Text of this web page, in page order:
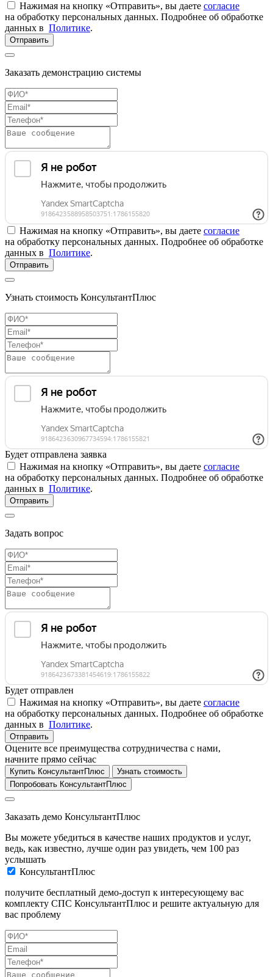
Нажимая на кнопку «Отправить», вы даете согласие
на обработку персональных данных. Подробнее об обработке
данных в Политике.
Отправить
Заказать демонстрацию системы
Нажимая на кнопку «Отправить», вы даете согласие
на обработку персональных данных. Подробнее об обработке
данных в Политике.
Отправить
Узнать стоимость КонсультантПлюс
Будет отправлена заявка
Нажимая на кнопку «Отправить», вы даете согласие
на обработку персональных данных. Подробнее об обработке
данных в Политике.
Отправить
Задать вопрос
Будет отправлен
Нажимая на кнопку «Отправить», вы даете согласие
на обработку персональных данных. Подробнее об обработке
данных в Политике.
Отправить
Оцените все преимущества сотрудничества с нами,
начните прямо сейчас
Купить КонсультантПлюс
Узнать стоимость
Попробовать КонсультантПлюс
Заказать демо КонсультантПлюс
Вы можете убедиться в качестве наших продуктов и услуг,
ведь, как известно, лучше один раз увидеть, чем 100 раз
услышать
КонсультантПлюс
получите бесплатный демо-доступ к интересующему вас
комплекту СПС КонсультантПлюс и решите актуальную для
вас проблему